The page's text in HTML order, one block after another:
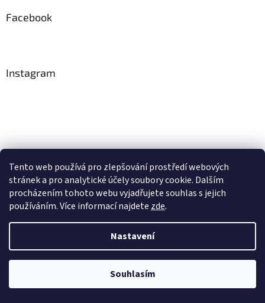
Tento web používá pro zlepšování prostředí webových
stránek a pro analytické účelysoubory cookie. Dalším
procházením tohoto webu vyjadřujete souhlas s jejich
používáním. Více informacínajdete zde.
Nastavení
Souhlasím
Facebook
Instagram